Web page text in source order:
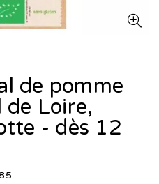
de pomme
de Loire,
- dès 12